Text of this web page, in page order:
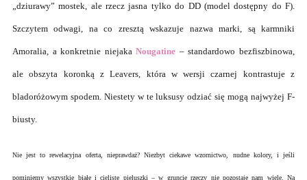
„dziurawy” mostek, ale rzecz jasna tylko do DD (model dostępny do F).
Szczytem odwagi, na co zresztą wskazuje nazwa marki, są karmniki
Amoralia, a konkretnie niejakaNougatine – standardowo bezfiszbinowa,
ale obszyta koronką z Leavers, która w wersji czarnej kontrastuje z
bladoróżowym spodem. Niestety w te luksusy odziać się mogą najwyżej F-
biusty.
Nie jest to rewelacyjna oferta, nieprawdaż? Niezbyt ciekawe wzornictwo, nudne kolory, i jeśli
pominiemy wszystkie białe i cieliste pieluszki – w gruncie rzeczy nie pozostaje nam wiele. Na